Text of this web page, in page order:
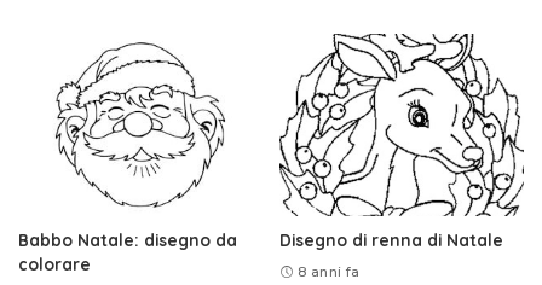
Babbo Natale: disegno da
colorare
Disegno di renna di Natale
8 anni fa